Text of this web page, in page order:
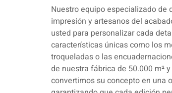
Nuestro equipo especializado de
impresión y artesanos del
usted para personalizar cada
características únicas como los
troqueladas o las
de nuestra fábrica de 50.000 m²
convertimos su concepto en una
garantizando que cada edición